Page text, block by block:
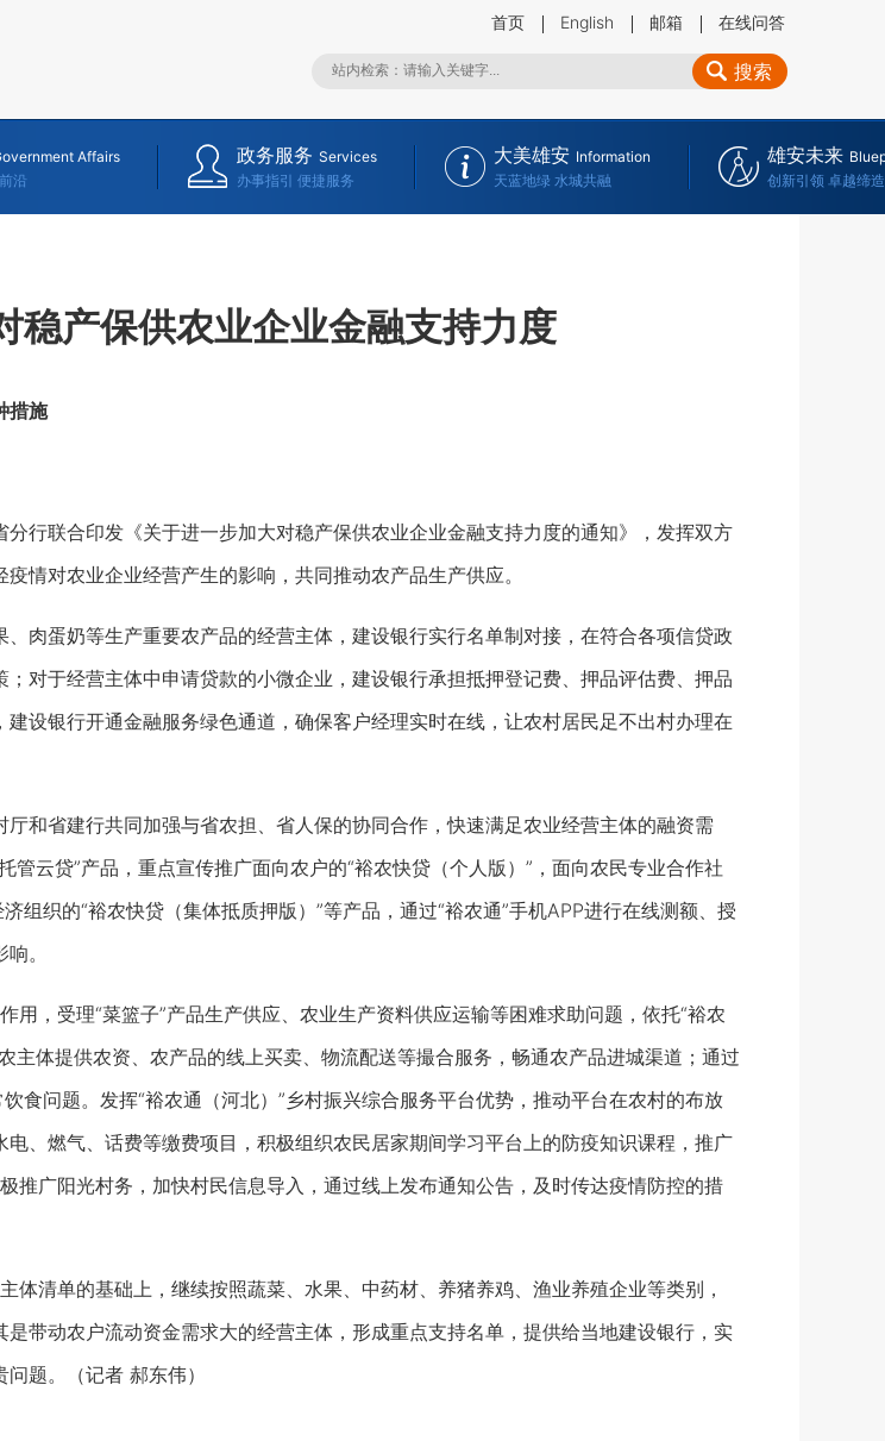
首页 English 邮箱 在线问答
搜索
Affairs
沿
政务服务 Services
办事指引 便捷服务
大美雄安 Information
天蓝地绿 水城共融
雄安未来
创新引领 卓越缔造
稳产保供农业企业金融支持力度
措施
联合印发《关于进一步加大对稳产保供农业企业金融支持力度的通知》，发挥双方
情对农业企业经营产生的影响，共同推动农产品生产供应。
蛋奶等生产重要农产品的经营主体，建设银行实行名单制对接，在符合各项信贷政
对于经营主体中申请贷款的小微企业，建设银行承担抵押登记费、押品评估费、押品
设银行开通金融服务绿色通道，确保客户经理实时在线，让农村居民足不出村办理在
省建行共同加强与省农担、省人保的协同合作，快速满足农业经营主体的融资需
管云贷”产品，重点宣传推广面向农户的“裕农快贷（个人版）”，面向农民专业合作社
组织的“裕农快贷（集体抵质押版）”等产品，通过“裕农通”手机APP进行在线测额、授
。
，受理“菜篮子”产品生产供应、农业生产资料供应运输等困难求助问题，依托“裕农
主体提供农资、农产品的线上买卖、物流配送等撮合服务，畅通农产品进城渠道；通过
食问题。发挥“裕农通（河北）”乡村振兴综合服务平台优势，推动平台在农村的布放
、燃气、话费等缴费项目，积极组织农民居家期间学习平台上的防疫知识课程，推广
推广阳光村务，加快村民信息导入，通过线上发布通知公告，及时传达疫情防控的措
清单的基础上，继续按照蔬菜、水果、中药材、养猪养鸡、渔业养殖企业等类别，
带动农户流动资金需求大的经营主体，形成重点支持名单，提供给当地建设银行，实
题。（记者 郝东伟）